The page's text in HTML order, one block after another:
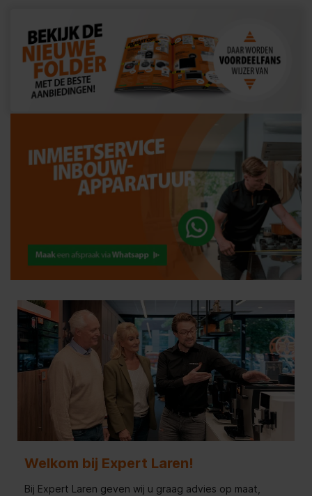
Stuur ons een bericht via het serviceformulier
Welkom bij Expert Laren!
Bij Expert Laren geven wij u graag advies op maat,